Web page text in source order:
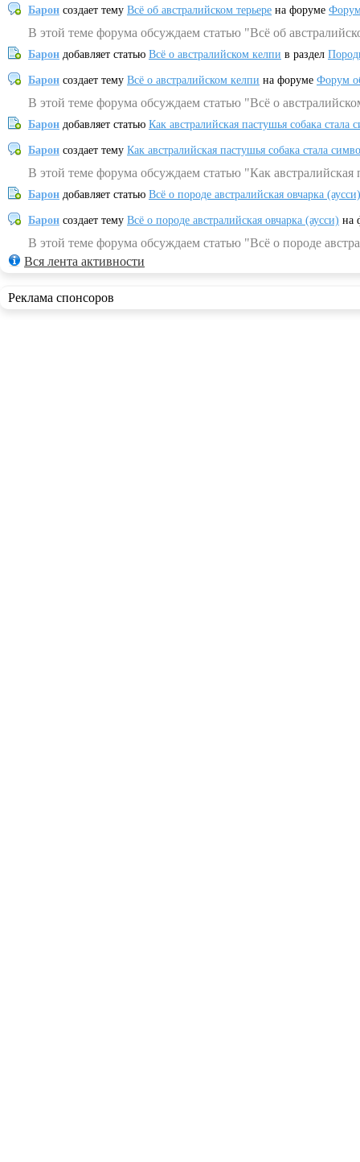
Барон создает тему Всё об австралийском терьере на форуме
В этой теме форума обсуждаем статью "Всё об
Барон добавляет статью Всё о австралийском келпи в раздел
Барон создает тему Всё о австралийском келпи на форуме Форум
В этой теме форума обсуждаем статью "Всё о
Барон добавляет статью Как австралийская пастушья собака
Барон создает тему Как австралийская пастушья собака стала
В этой теме форума обсуждаем статью "Как
Барон добавляет статью Всё о породе австралийская овчарка (аусси)
Барон создает тему Всё о породе австралийская овчарка (аусси) на
В этой теме форума обсуждаем статью "Всё о породе
Вся лента активности
Реклама спонсоров